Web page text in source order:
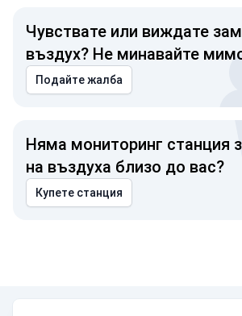
Чувствате или виждате
въздух? Не минавайте
Подайте жалба
Няма мониторинг станция
на въздуха близо до вас?
Купете станция